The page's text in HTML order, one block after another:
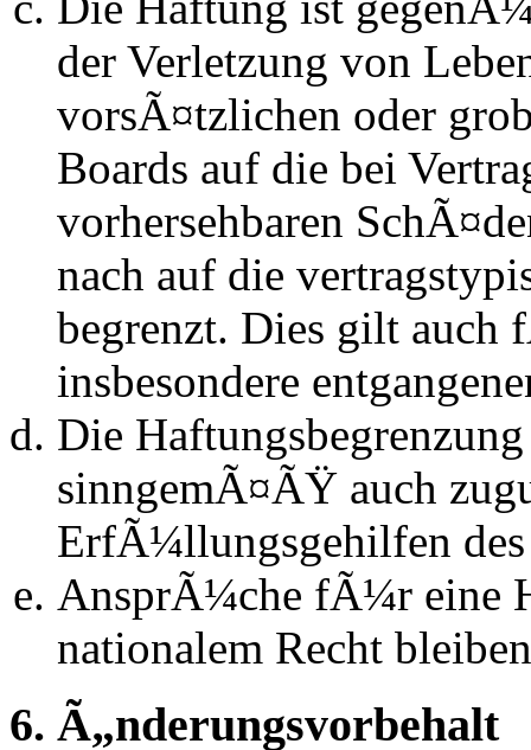
der Verletzung von
vorsÃ¤tzlichen oder
Boards auf die bei
vorhersehbaren
nach auf die
begrenzt. Dies gilt auch
insbesondere
Die
sinngemÃ¤ÃŸ auch
ErfÃ¼llungsgehilfen des
AnsprÃ¼che fÃ¼r eine
nationalem Recht
6. Ã„nderungsvorbehalt